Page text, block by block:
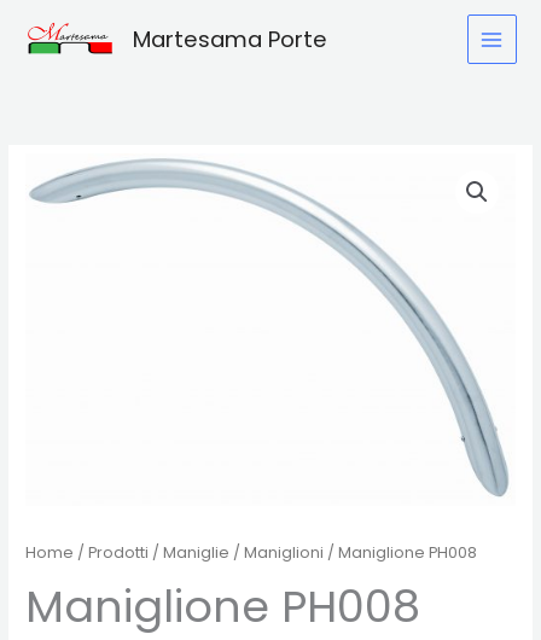
Martesama Porte
Home /Prodotti /Maniglie /Maniglioni / Maniglione PH008
Maniglione PH008